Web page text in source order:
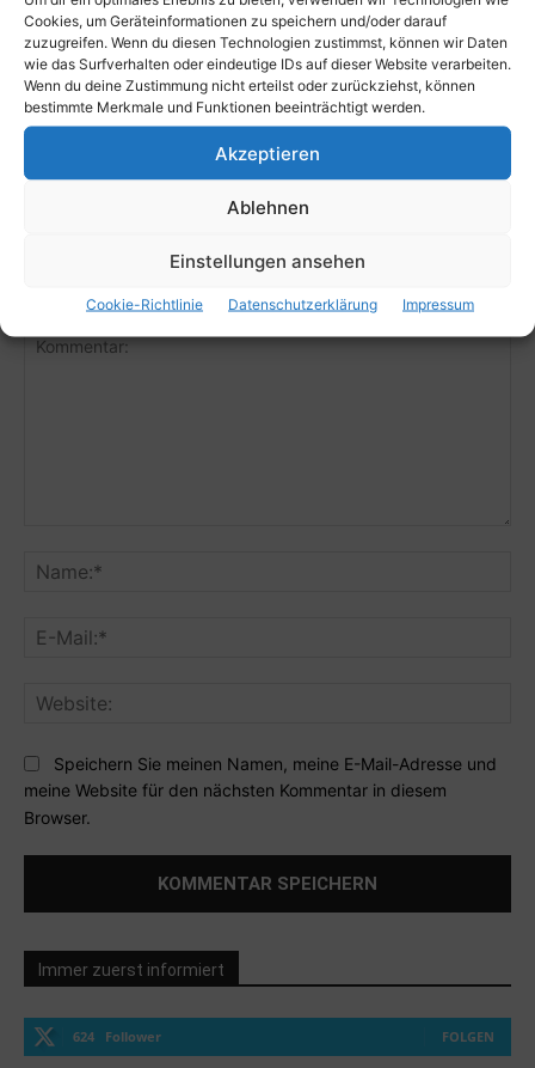
Cookies, um Geräteinformationen zu speichern und/oder darauf
zuzugreifen. Wenn du diesen Technologien zustimmst, können wir Daten
wie das Surfverhalten oder eindeutige IDs auf dieser Website verarbeiten.
Wenn du deine Zustimmung nicht erteilst oder zurückziehst, können
bestimmte Merkmale und Funktionen beeinträchtigt werden.
Akzeptieren
Ablehnen
Einstellungen ansehen
Cookie-Richtlinie Datenschutzerklärung Impressum
Tier
Vorsicht Wildunfall: Es „brunftet“ auf
den Straßen
Hauptredaktion_Adeba - 11. September 2022
Kommentieren Sie den Artikel
Speichern Sie meinen Namen, meine E-Mail-Adresse und
meine Website für den nächsten Kommentar in diesem
Browser.
Immer zuerst informiert
624 Follower FOLGEN